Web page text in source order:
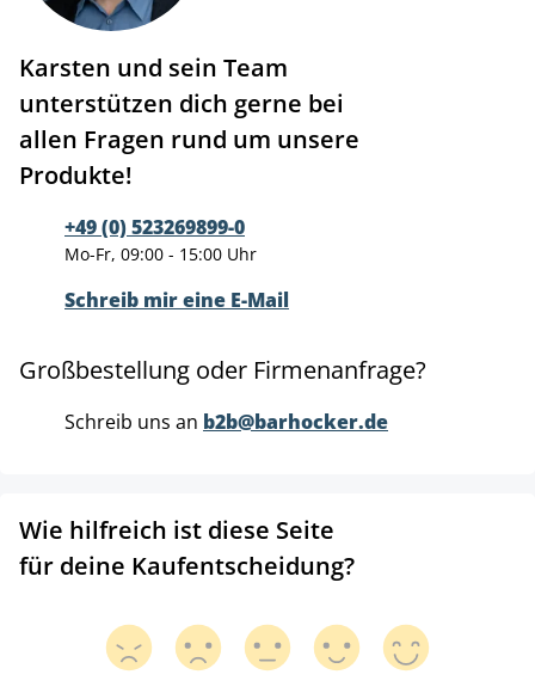
Karsten und sein Team
unterstützen dich gerne bei
allen Fragen rund um unsere
Produkte!
+49 (0) 523269899-0
Mo-Fr, 09:00 - 15:00 Uhr
Schreib mir eine E-Mail
Großbestellung oder Firmenanfrage?
Schreib uns an b2b@barhocker.de
Wie hilfreich ist diese Seite
für deine Kaufentscheidung?